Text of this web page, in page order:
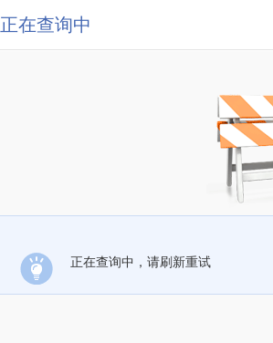
正在查询中
正在查询中，请刷新重试